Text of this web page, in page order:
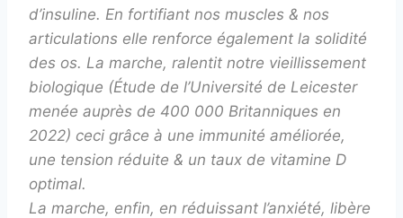
d’insuline. En fortifiant nos muscles & nos
articulations elle renforce également la solidité
des os. La marche, ralentit notre vieillissement
biologique (Étude de l’Université de Leicester
menée auprès de 400 000 Britanniques en
2022) ceci grâce à une immunité améliorée,
une tension réduite & un taux de vitamine D
optimal.
La marche, enfin, en réduissant l’anxiété, libère